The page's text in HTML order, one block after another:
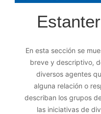
En esta sección se
breve y descriptivo,
diversos agentes
alguna relación o
describan los grupos
las iniciativas de